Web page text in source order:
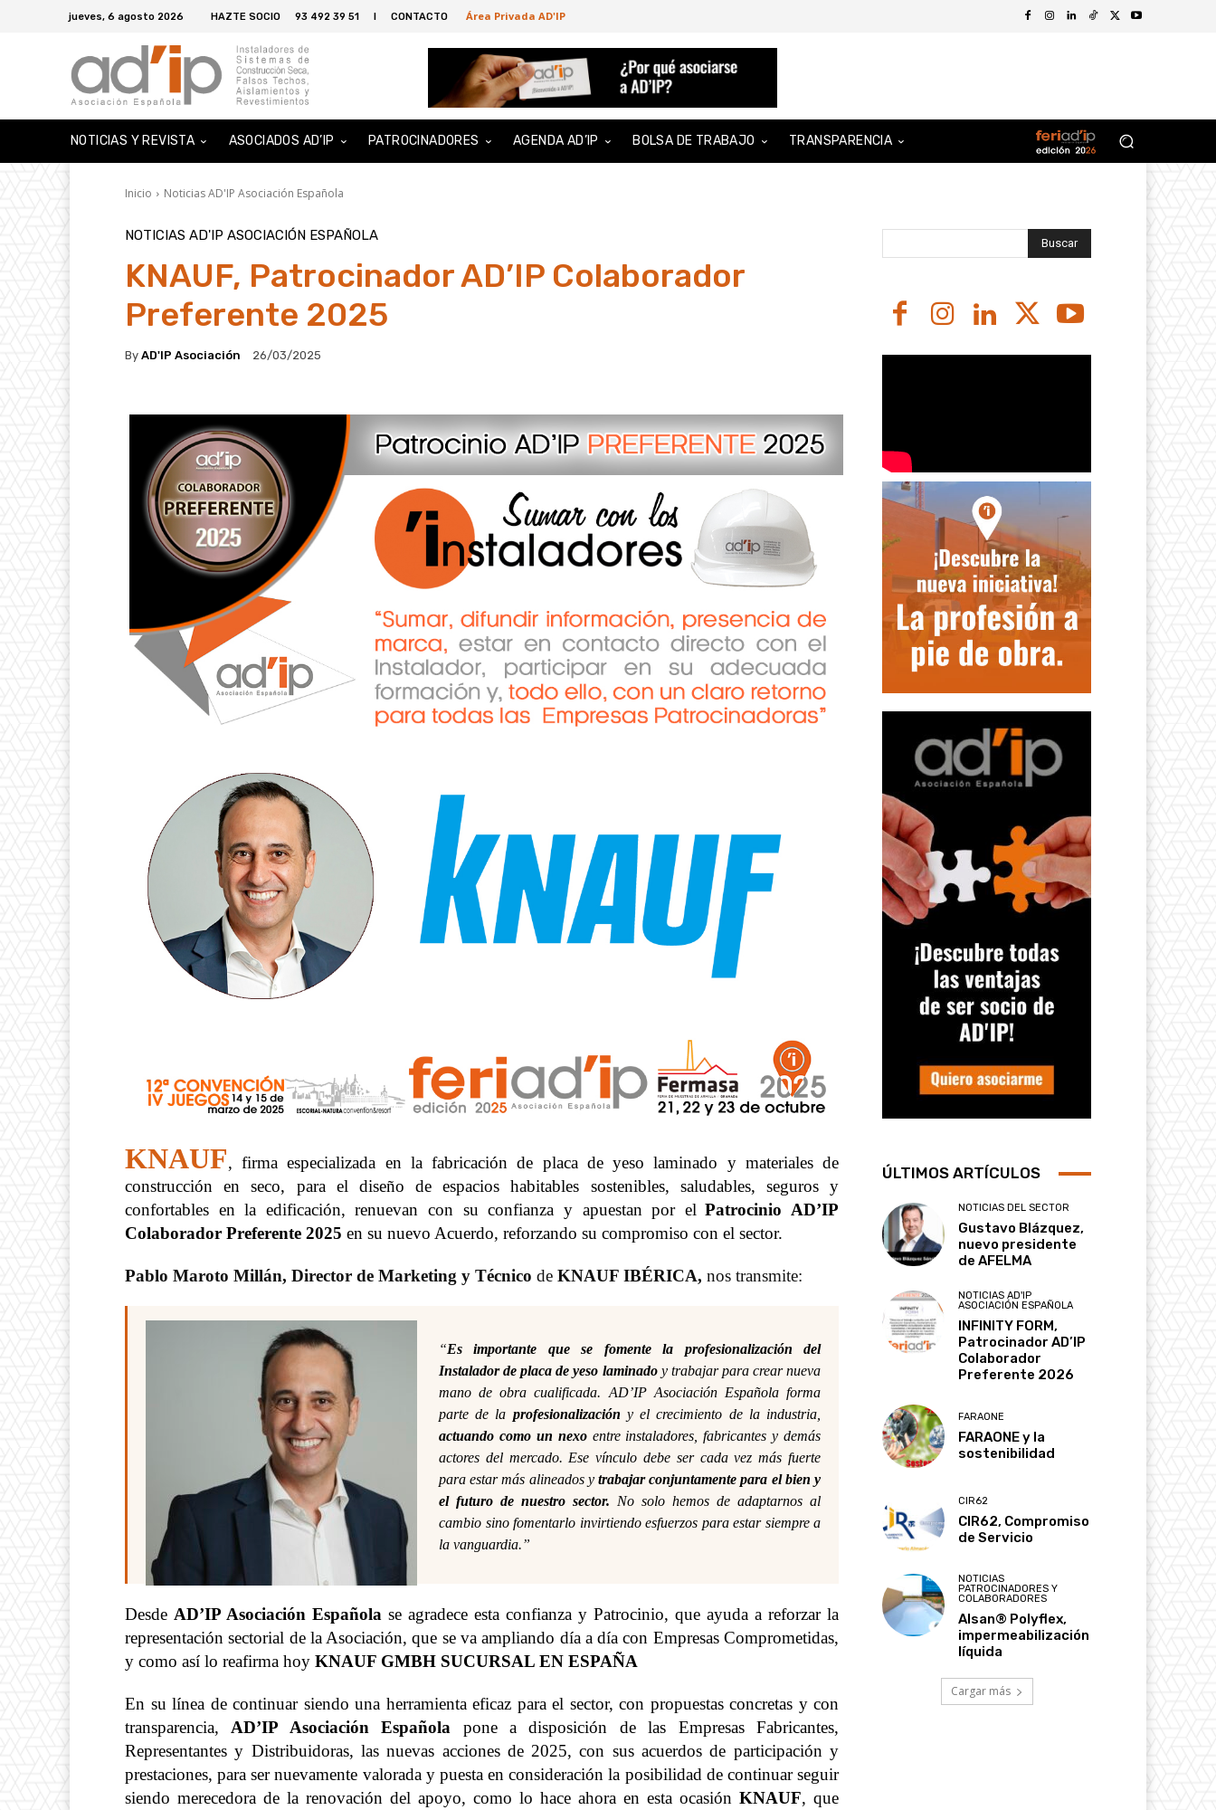
jueves, 6 agosto 2026 HAZTE SOCIO 93 492 39 51 I CONTACTO Área Privada AD'IP
NOTICIAS Y REVISTA ASOCIADOS AD’IP PATROCINADORES AGENDA AD’IP BOLSA DE TRABAJO TRANSPARENCIA
Inicio Noticias AD'IP Asociación Española
NOTICIAS AD'IP ASOCIACIÓN ESPAÑOLA
KNAUF, Patrocinador AD’IP Colaborador
Preferente 2025
By AD'IP Asociación 26/03/2025
KNAUF, firma especializada en la fabricación de placa de yeso laminado y materiales de
construcción en seco, para el diseño de espacios habitables sostenibles, saludables, seguros y
confortables en la edificación, renuevan con su confianza y apuestan por el Patrocinio AD’IP
Colaborador Preferente 2025 en su nuevo Acuerdo, reforzando su compromiso con el sector.
Pablo Maroto Millán, Director de Marketing y Técnico de KNAUF IBÉRICA, nos transmite:
“Es importante que se fomente la profesionalización del
Instalador de placa de yeso laminadoy trabajar para crear nueva
mano de obra cualificada. AD’IP Asociación Española forma
parte de la profesionalización y el crecimiento de la industria,
actuando como un nexoentre instaladores, fabricantes y demás
actores del mercado. Ese vínculo debe ser cada vez más fuerte
para estar más alineados y trabajar conjuntamente para el bien y
el futuro de nuestro sector. No solo hemos de adaptarnos al
cambio sino fomentarlo invirtiendo esfuerzos para estar siempre a
la vanguardia.”
Desde AD’IP Asociación Española se agradece esta confianza y Patrocinio, que ayuda a reforzar la
representación sectorial de la Asociación, que se va ampliando día a día con Empresas Comprometidas,
y como así lo reafirma hoy KNAUF GMBH SUCURSAL EN ESPAÑA
En su línea de continuar siendo una herramienta eficaz para el sector, con propuestas concretas y con
transparencia, AD’IP Asociación Española pone a disposición de las Empresas Fabricantes,
Representantes y Distribuidoras, las nuevas acciones de 2025, con sus acuerdos de participación y
prestaciones, para ser nuevamente valorada y puesta en consideración la posibilidad de continuar seguir
siendo merecedora de la renovación del apoyo, como lo hace ahora en esta ocasión KNAUF, que
Buscar
ÚLTIMOS ARTÍCULOS
NOTICIAS DEL SECTOR
Gustavo Blázquez,
nuevo presidente
de AFELMA
NOTICIAS AD'IP
ASOCIACIÓN ESPAÑOLA
INFINITY FORM,
Patrocinador AD’IP
Colaborador
Preferente 2026
FARAONE
FARAONE y la
sostenibilidad
CIR62
CIR62, Compromiso
de Servicio
NOTICIAS
PATROCINADORES Y
COLABORADORES
Alsan® Polyflex,
impermeabilización
líquida
Cargar más